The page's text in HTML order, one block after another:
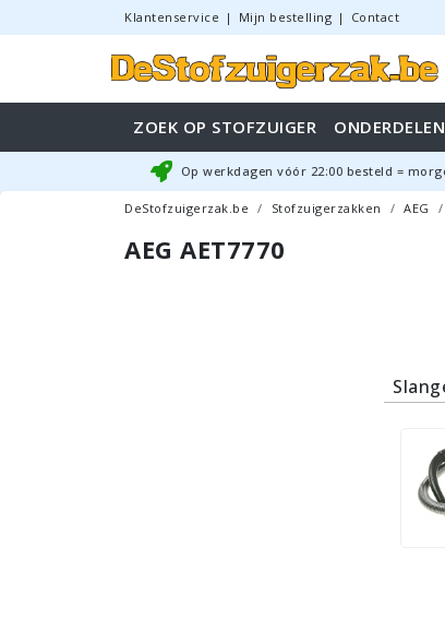
Klantenservice | Mijn bestelling | Contact
ZOEK OP STOFZUIGER ONDERDELEN
Op werkdagen vóór 22:00 besteld =
DeStofzuigerzak.be Stofzuigerzakken AEG
AEG AET7770